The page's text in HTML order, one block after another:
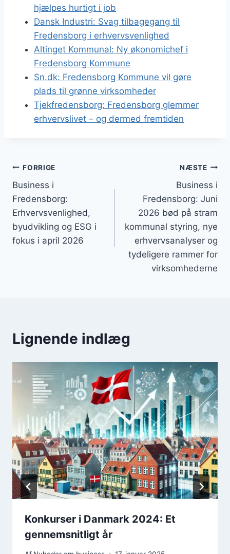
hjælpes hurtigt i job
Dansk Industri: Svag tilbagegang til
Fredensborg i erhvervsvenlighed
Altinget Kommunal: Ny økonomichef i
Fredensborg Kommune
Sn.dk: Fredensborg Kommune vil gøre
plads til grønne virksomheder
Tjekfredensborg: Fredensborg glemmer
erhvervslivet – og dermed fremtiden
Indlægsnavigation
FORRIGE
Business i
Fredensborg:
Erhvervsvenlighed,
byudvikling og ESG i
fokus i april 2026
NÆSTE
Business i
Fredensborg: Juni
2026 bød på stram
kommunal styring, nye
erhvervsanalyser og
tydeligere rammer for
virksomhederne
Lignende indlæg
Konkurser i Danmark 2024: Et
gennemsnitligt år